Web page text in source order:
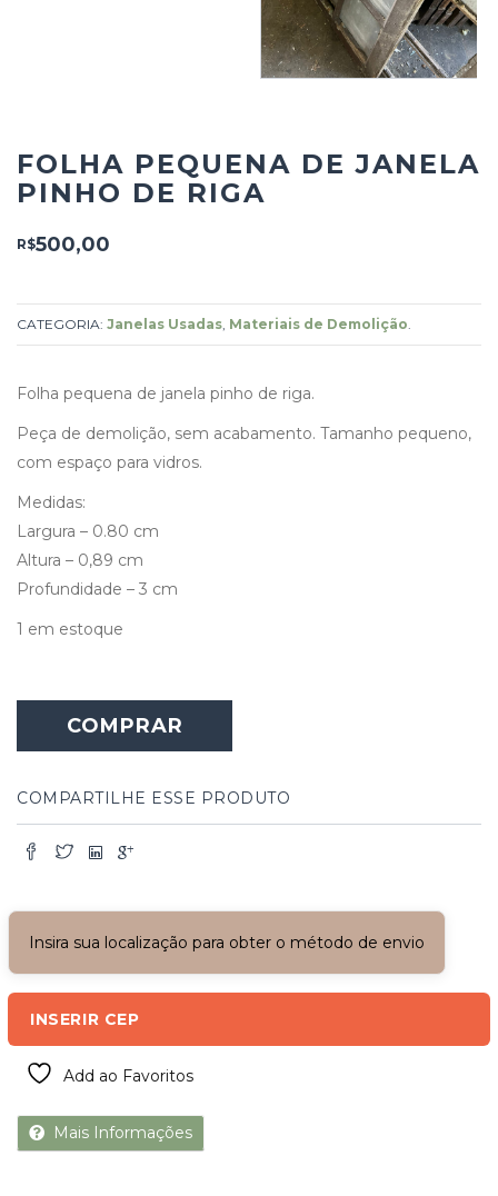
FOLHA PEQUENA DE JANELA
PINHO DE RIGA
R$500,00
CATEGORIA: Janelas Usadas Materiais de Demolição
Folha pequena de janela pinho de riga.
Peça de demolição, sem acabamento. Tamanho pequeno,
com espaço para vidros.
Medidas:
Largura – 0.80 cm
Altura – 0,89 cm
Profundidade – 3 cm
1 em estoque
COMPRAR
COMPARTILHE ESSE PRODUTO
Insira sua localização para obter o método de envio
INSERIR CEP
Add ao Favoritos
Mais Informações